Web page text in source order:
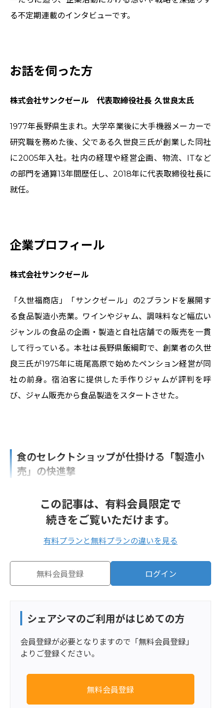
る不定期連載のインタビューです。
お話を伺った方
株式会社サンクゼール 代表取締役社長 久世良太氏
1977年長野県生まれ。大学卒業後に大手機器メーカーで
研究職を務めた後、父である久世良三氏が創業した同社
に2005年入社。社内の経理や経営企画、物流、ITなど
の部門を通算13年間歴任し、2018年に代表取締役社長に
就任。
企業プロフィール
株式会社サンクゼール
「久世福商店」「サンクゼール」の2ブランドを展開す
る食品製造小売業。ワインやジャム、調味料など幅広い
ジャンルの食品の企画・製造と自社店舗での販売を一貫
して行っている。本社は長野県飯綱町で、創業者の久世
良三氏が1975年に斑尾高原で始めたペンション経営が同
社の前身。宿泊客に提供した手作りジャムが評判を呼
び、ジャム販売から食品製造をスタートさせた。
食のセレクトショップが仕掛ける「製造小
売」の快進撃
この記事は、有料会員限定で
続きをご覧いただけます。
有料プランと無料プランの違いを見る
無料会員登録 ログイン
シェアシマのご利用がはじめての方
会員登録が必要となりますので「無料会員登録」
よりご登録ください。
無料会員登録